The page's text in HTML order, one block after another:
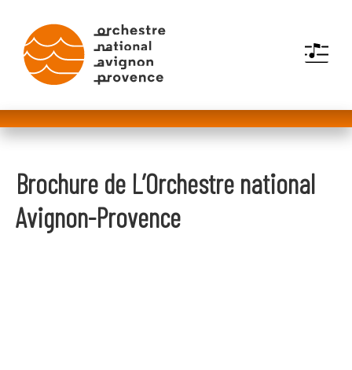
MENU
Brochure de L’Orchestre national
Avignon-Provence